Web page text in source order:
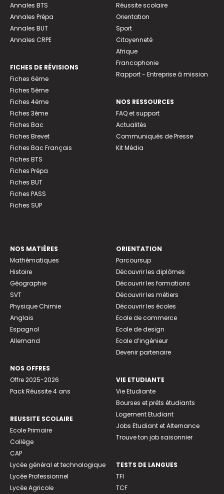
Annales BTS
Annales Prépa
Annales BUT
Annales CRPE
FICHES DE RÉVISIONS
Fiches 6ème
Fiches 5ème
Fiches 4ème
Fiches 3ème
Fiches Bac
Fiches Brevet
Fiches Bac Français
Fiches BTS
Fiches Prépa
Fiches BUT
Fiches PASS
Fiches SUP
Réussite scolaire
Orientation
Sport
Citoyenneté
Afrique
Francophonie
Rapport - Entreprise à mission
NOS RESSOURCES
FAQ et support
Actualités
Communiqués de Presse
Kit Média
NOS MATIÈRES
Mathématiques
Histoire
Géographie
SVT
Physique Chimie
Anglais
Espagnol
Allemand
NOS OFFRES
Offre 2025-2026
Pack Réussite 4 ans
REUSSITE SCOLAIRE
Ecole Primaire
Collège
CAP
Lycée général et technologique
Lycée Professionnel
Lycée Agricole
ORIENTATION
Parcoursup
Découvrir les diplômes
Découvrir les formations
Découvrir les métiers
Découvrir les écoles
Ecole de commerce
Ecole de design
Ecole d’ingénieur
Devenir partenaire
VIE ETUDIANTE
Vie Etudiante
Bourses et prêts étudiants
Logement Etudiant
Jobs Etudiant et Alternance
Trouve ton job saisonnier
TESTS DE LANGUES
TFI
TCF